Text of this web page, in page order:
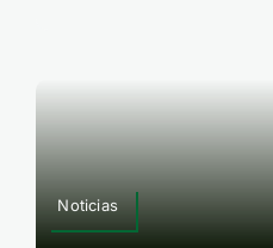
Noticias